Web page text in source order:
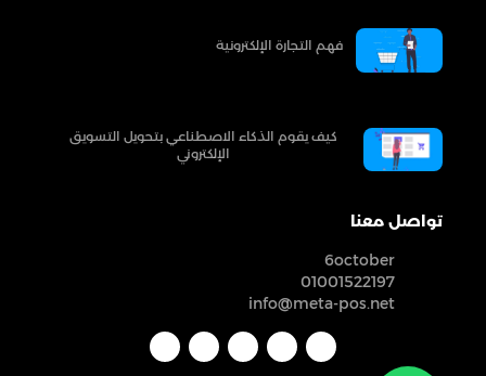
فهم التجارة الإلكترونية
كيف يقوم الذكاء الاصطناعي بتحويل التسويق
الإلكتروني
تواصل معنا
6october
01001522197
info@meta-pos.net